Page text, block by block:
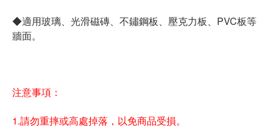
◆適用玻璃、光滑磁磚、不鏽鋼板、壓克力板、PVC板等
牆面。
注意事項：
1.請勿重摔或高處掉落，以免商品受損。